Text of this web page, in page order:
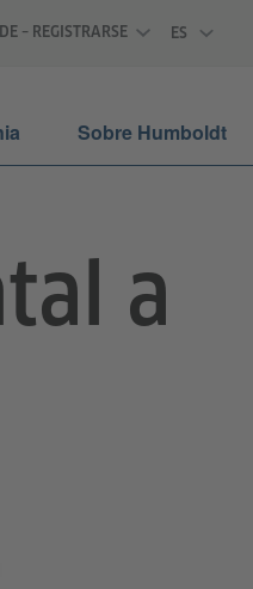
– REGISTRARSE
ES
Sobre Humboldt
a